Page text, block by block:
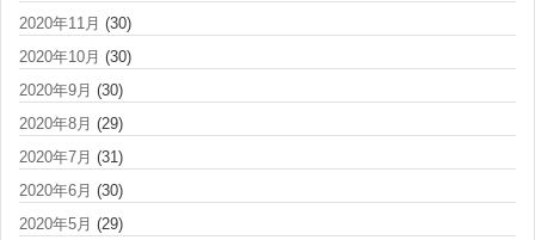
2020年11月 (30)
2020年10月 (30)
2020年9月 (30)
2020年8月 (29)
2020年7月 (31)
2020年6月 (30)
2020年5月 (29)